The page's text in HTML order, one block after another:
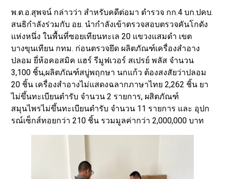
พ.ต.อ.สุพจน์ กล่าวว่า สำหรับคดีต่อมา ตำรวจ กก.4 บก.ปคบ.
สนธิกำลังร่วมกับ อย. นำกำลังเข้าตรวจสอบตรวจคันโกดัง
แห่งหนึ่ง ในพื้นที่ซอยเทียนทะเล 20 แขวงแสมดำ เขต
บางขุนเทียน กทม. ก่อนตรวจยึด ผลิตภัณฑ์เครื่องสำอาง
ปลอม ยี่ห้อคอสมิค แฮร์ รีมูฟเวอร์ สเปรย์ พลัส จำนวน
3,100 ชิ้น,ผลิตภัณฑ์สบู่พฤกษา นกแก้ว ต้องสงสัยว่าปลอม
20 ชิ้น เครื่องสำอางไม่แสดงฉลากภาษาไทย 2,262 ชิ้น ยา
ไม่ขึ้นทะเบียนตำรับ จำนวน 2 รายการ, ผสิตภัณฑ์
สมุนไพรไม่ขึ้นทะเบียนตำรับ จำนวน 11 รายการ และ อุปก
รณ์เซ็กส์ทอยกว่า 210 ชิ้น รวมมูลค่ากว่า 2,000,000 บาท